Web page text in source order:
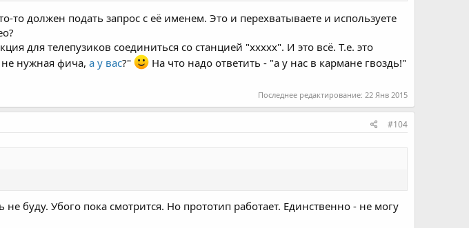
то должен подать запрос с её именем. Это и перехватываете и используете
для телепузиков соединиться со станцией "xxxxx". И это всё. Т.е. это
не нужная фича,а у вас?" На что надо ответить - "а у нас в кармане гвоздь!"
Последнее редактирование:22 Янв 2015
#104
буду. Убого пока смотрится. Но прототип работает. Единственно - не могу